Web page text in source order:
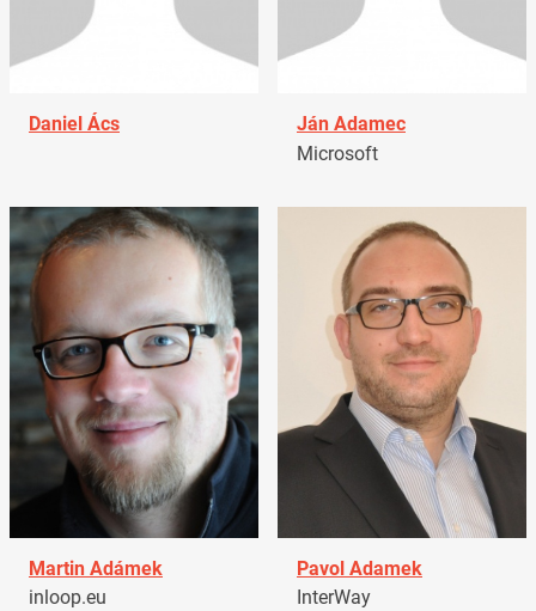
Daniel Ács
Ján Adamec
Microsoft
Martin Adámek
inloop.eu
Pavol Adamek
InterWay